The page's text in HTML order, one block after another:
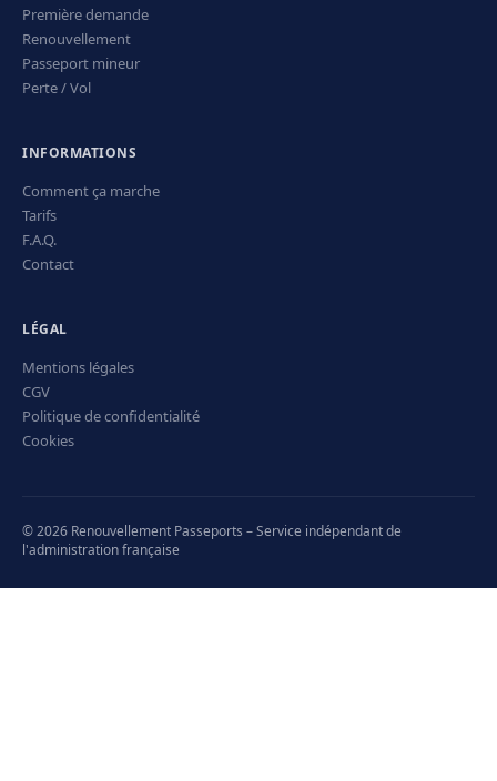
Première demande
Renouvellement
Passeport mineur
Perte / Vol
INFORMATIONS
Comment ça marche
Tarifs
F.A.Q.
Contact
LÉGAL
Mentions légales
CGV
Politique de confidentialité
Cookies
© 2026 Renouvellement Passeports – Service indépendant de
l'administration française